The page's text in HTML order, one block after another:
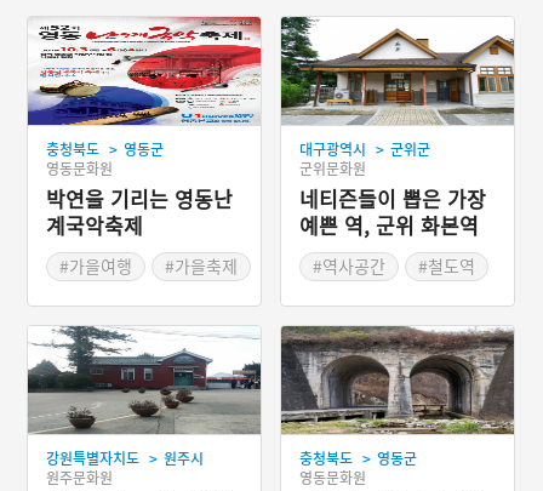
충청북도 > 영동군
영동문화원
박연을 기리는 영동난
계국악축제
#가을여행
#가을축제
대구광역시 > 군위군
군위문화원
네티즌들이 뽑은 가장
예쁜 역, 군위 화본역
#역사공간
#철도역
#대구 군위군
강원특별자치도 > 원주시
원주문화원
충청북도 > 영동군
영동문화원